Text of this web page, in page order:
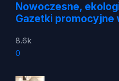
Nowoczesne,
Gazetki promocyjne
8.6k
0